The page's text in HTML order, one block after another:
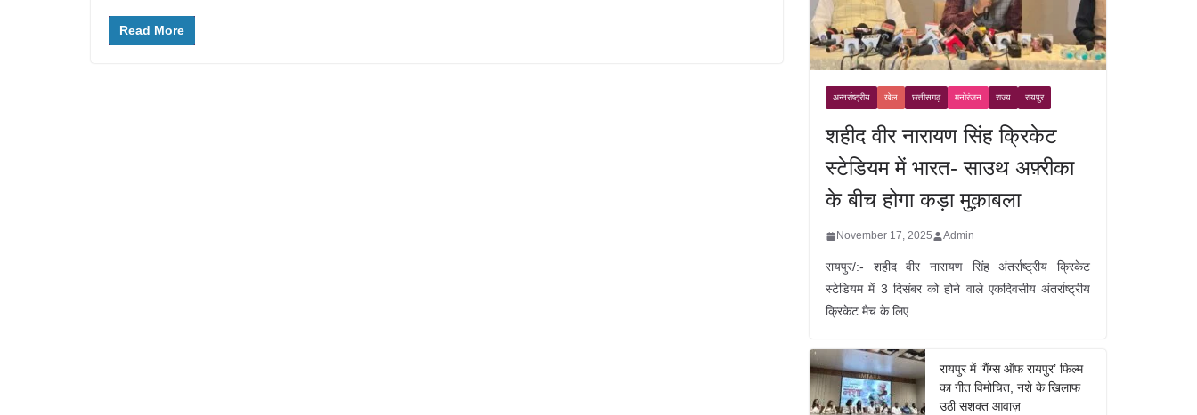
Read More
अन्तर्राष्ट्रीय खेल छत्तीसगढ़ मनोरंजन राज्य रायपुर
शहीद वीर नारायण सिंह क्रिकेट
स्टेडियम में भारत- साउथ अफ़्रीका
के बीच होगा कड़ा मुक़ाबला
November 17, 2025 Admin
रायपुर/:- शहीद वीर नारायण सिंह अंतर्राष्ट्रीय क्रिकेट
स्टेडियम में 3 दिसंबर को होने वाले एकदिवसीय अंतर्राष्ट्रीय
क्रिकेट मैच के लिए
रायपुर में ‘गैंग्स ऑफ रायपुर’ फिल्म
का गीत विमोचित, नशे के खिलाफ
उठी सशक्त आवाज़